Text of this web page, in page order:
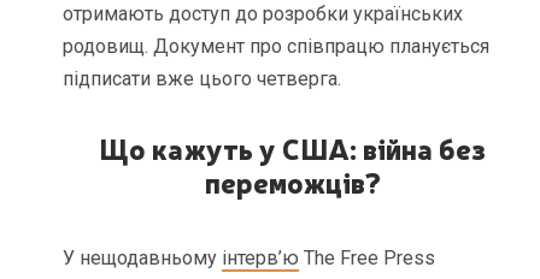
отримають доступ до розробки українських
родовищ. Документ про співпрацю планується
підписати вже цього четверга.
Що кажуть у США: війна без
переможців?
У нещодавньому інтерв’ю The Free Press